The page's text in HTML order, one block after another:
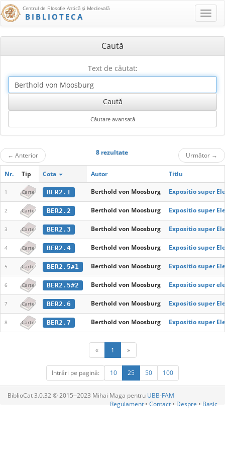
Centrul de Filosofie Antică şi Medievală
BIBLIOTECA
Caută
Text de căutat:
← Anterior 8 rezultate Următor →
Nr. Tip Cota Autor Titlu
1 Carte BER2.1 Berthold von Moosburg Expositio super
2 Carte BER2.2 Berthold von Moosburg Expositio super
3 Carte BER2.3 Berthold von Moosburg Expositio super
4 Carte BER2.4 Berthold von Moosburg Expositio super
5 Carte BER2.5#1 Berthold von Moosburg Expositio super
6 Carte BER2.5#2 Berthold von Moosburg Expositio super
7 Carte BER2.6 Berthold von Moosburg Expositio super
8 Carte BER2.7 Berthold von Moosburg Expositio super
« 1 »
Intrări pe pagină: 10 25 50 100
BiblioCat 3.0.32 © 2015‒2023 Mihai Maga pentru UBB-FAM
Regulament • Contact • Despre • Basic